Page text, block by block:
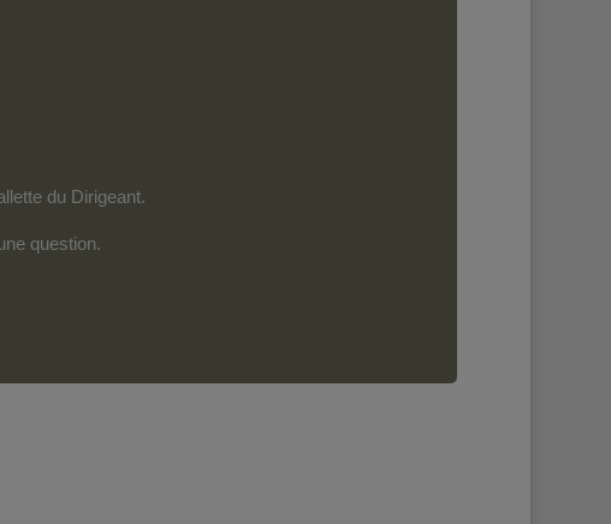
du Dirigeant.
question.